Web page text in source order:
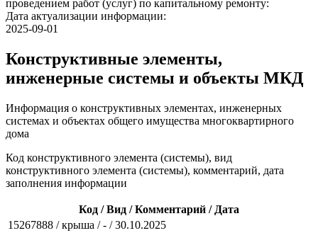
проведением работ (услуг) по капитальному ремонту:
Дата актуализации информации:
2025-09-01
Конструктивные элементы,
инженерные системы и объекты МКД
Информация о конструктивных элементах, инженерных
системах и объектах общего имущества многоквартирного
дома
Код конструктивного элемента (системы), вид
конструктивного элемента (системы), комментарий, дата
заполнения информации
Код / Вид / Комментарий / Дата
15267888 / крыша / - / 30.10.2025